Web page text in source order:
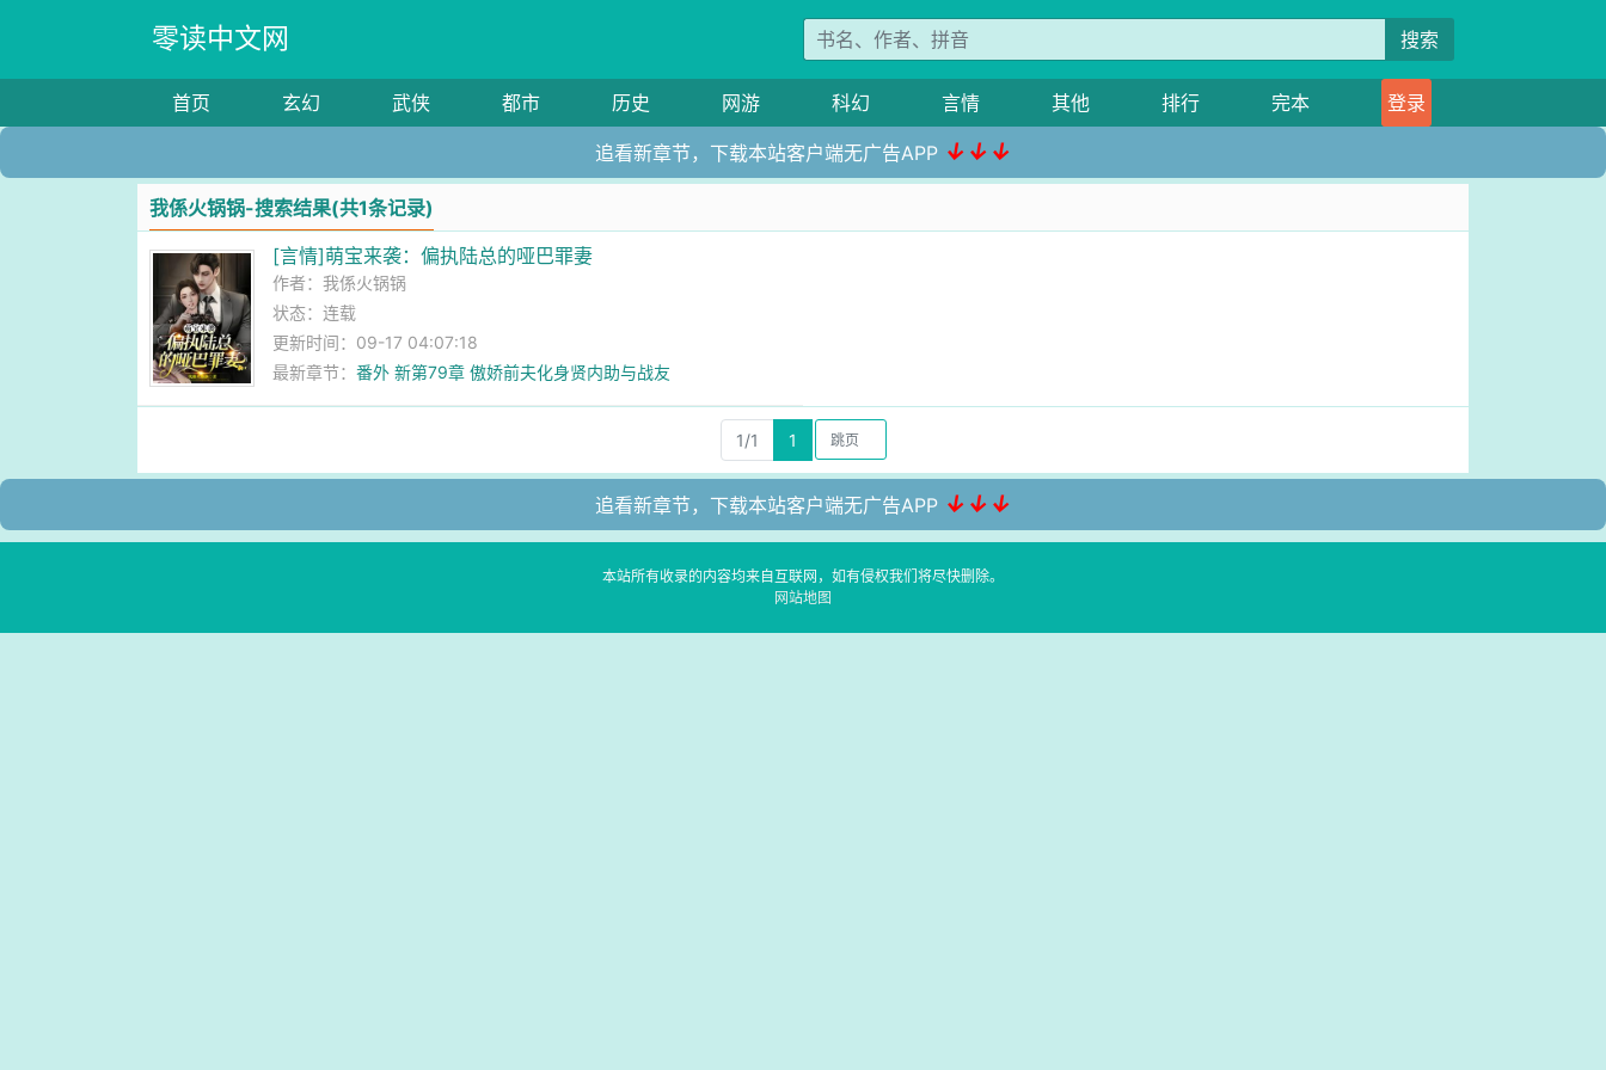
零读中文网 搜索
首页 玄幻 武侠 都市 历史 网游 科幻 言情 其他 排行 完本 登录
追看新章节，下载本站客户端无广告APP ↓↓↓
我係火锅锅-搜索结果(共1条记录)
[言情]萌宝来袭：偏执陆总的哑巴罪妻
作者：我係火锅锅
状态：连载
更新时间：09-17 04:07:18
最新章节：番外 新第79章 傲娇前夫化身贤内助与战友
1/1 1
追看新章节，下载本站客户端无广告APP ↓↓↓
本站所有收录的内容均来自互联网，如有侵权我们将尽快删除。
网站地图